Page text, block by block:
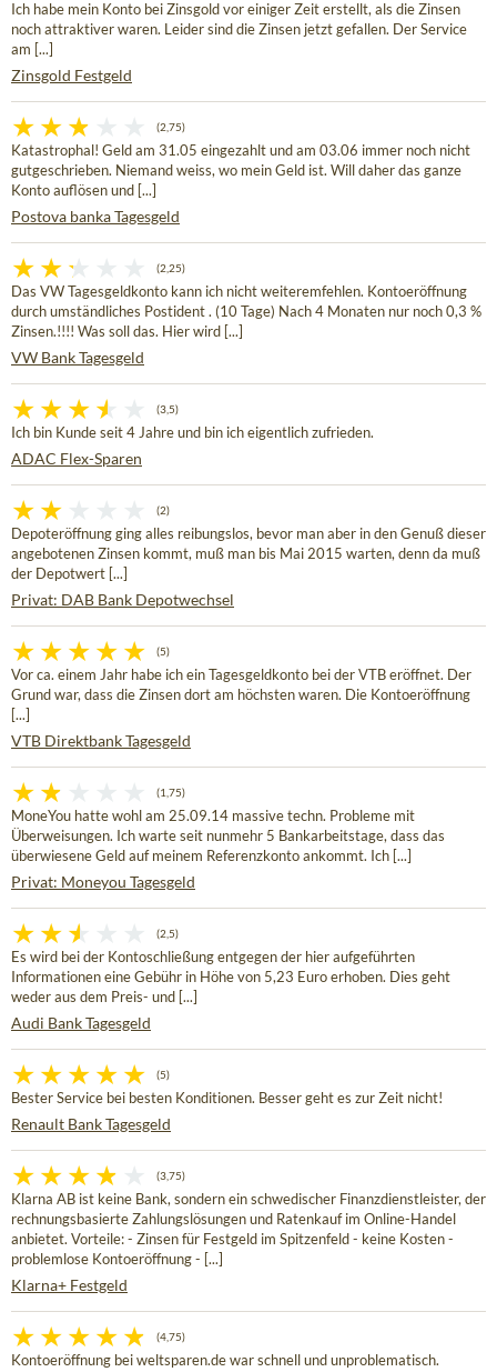
Ich habe mein Konto bei Zinsgold vor einiger Zeit erstellt, als die Zinsen
noch attraktiver waren. Leider sind die Zinsen jetzt gefallen. Der Service
am [...]
Zinsgold Festgeld
(2,75)
Katastrophal! Geld am 31.05 eingezahlt und am 03.06 immer noch nicht
gutgeschrieben. Niemand weiss, wo mein Geld ist. Will daher das ganze
Konto auflösen und [...]
Postova banka Tagesgeld
(2,25)
Das VW Tagesgeldkonto kann ich nicht weiteremfehlen. Kontoeröffnung
durch umständliches Postident . (10 Tage) Nach 4 Monaten nur noch 0,3 %
Zinsen.!!!! Was soll das. Hier wird [...]
VW Bank Tagesgeld
(3,5)
Ich bin Kunde seit 4 Jahre und bin ich eigentlich zufrieden.
ADAC Flex-Sparen
(2)
Depoteröffnung ging alles reibungslos, bevor man aber in den Genuß dieser
angebotenen Zinsen kommt, muß man bis Mai 2015 warten, denn da muß
der Depotwert [...]
Privat: DAB Bank Depotwechsel
(5)
Vor ca. einem Jahr habe ich ein Tagesgeldkonto bei der VTB eröffnet. Der
Grund war, dass die Zinsen dort am höchsten waren. Die Kontoeröffnung
[...]
VTB Direktbank Tagesgeld
(1,75)
MoneYou hatte wohl am 25.09.14 massive techn. Probleme mit
Überweisungen. Ich warte seit nunmehr 5 Bankarbeitstage, dass das
überwiesene Geld auf meinem Referenzkonto ankommt. Ich [...]
Privat: Moneyou Tagesgeld
(2,5)
Es wird bei der Kontoschließung entgegen der hier aufgeführten
Informationen eine Gebühr in Höhe von 5,23 Euro erhoben. Dies geht
weder aus dem Preis- und [...]
Audi Bank Tagesgeld
(5)
Bester Service bei besten Konditionen. Besser geht es zur Zeit nicht!
Renault Bank Tagesgeld
(3,75)
Klarna AB ist keine Bank, sondern ein schwedischer Finanzdienstleister, der
rechnungsbasierte Zahlungslösungen und Ratenkauf im Online-Handel
anbietet. Vorteile: - Zinsen für Festgeld im Spitzenfeld - keine Kosten -
problemlose Kontoeröffnung - [...]
Klarna+ Festgeld
(4,75)
Kontoeröffnung bei weltsparen.de war schnell und unproblematisch.